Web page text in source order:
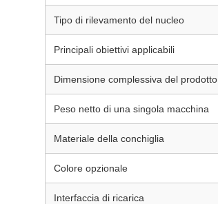
Tipo di rilevamento del nucleo
Principali obiettivi applicabili
Dimensione complessiva del prodotto
Peso netto di una singola macchina
Materiale della conchiglia
Colore opzionale
Interfaccia di ricarica